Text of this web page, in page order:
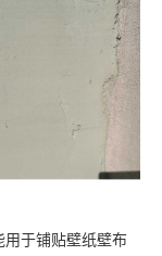
用于铺贴壁纸壁布